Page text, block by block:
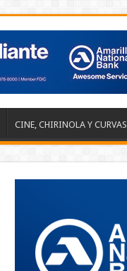
CINE, CHIRINOLA Y CURVAS